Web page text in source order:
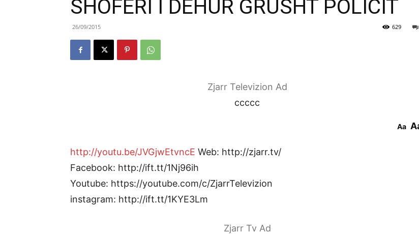
SHOFERI I DEHUR GRUSHT POLICIT
26/09/2015 629
Zjarr Televizion Ad
ccccc
Aa
http://youtu.be/JVGjwEtvncE Web: http://zjarr.tv/
Facebook: http://ift.tt/1Nj96ih
Youtube: https://youtube.com/c/ZjarrTelevizion
instagram: http://ift.tt/1KYE3Lm
Zjarr Tv Ad